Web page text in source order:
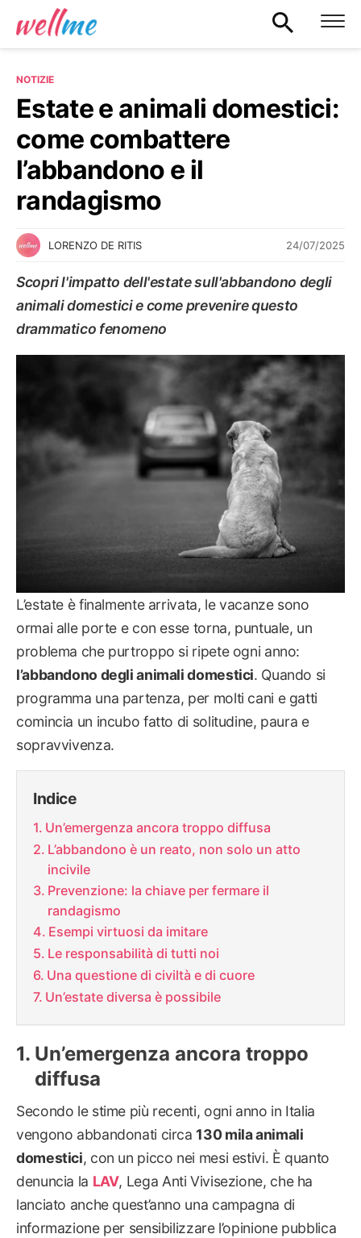
NOTIZIE
Estate e animali domestici:
come combattere
l’abbandono e il
randagismo
LORENZO DE RITIS 24/07/2025
Scopri l'impatto dell'estate sull'abbandono degli
animali domestici e come prevenire questo
drammatico fenomeno
L’estate è finalmente arrivata, le vacanze sono
ormai alle porte e con esse torna, puntuale, un
problema che purtroppo si ripete ogni anno:
l’abbandono degli animali domestici. Quando si
programma una partenza, per molti cani e gatti
comincia un incubo fatto di solitudine, paura e
sopravvivenza.
Indice
Un’emergenza ancora troppo diffusa
L’abbandono è un reato, non solo un atto
incivile
Prevenzione: la chiave per fermare il
randagismo
Esempi virtuosi da imitare
Le responsabilità di tutti noi
Una questione di civiltà e di cuore
Un’estate diversa è possibile
Un’emergenza ancora troppo
diffusa
Secondo le stime più recenti, ogni anno in Italia
vengono abbandonati circa 130 mila animali
domestici, con un picco nei mesi estivi. È quanto
denuncia la LAV, Lega Anti Vivisezione, che ha
lanciato anche quest’anno una campagna di
informazione per sensibilizzare l’opinione pubblica